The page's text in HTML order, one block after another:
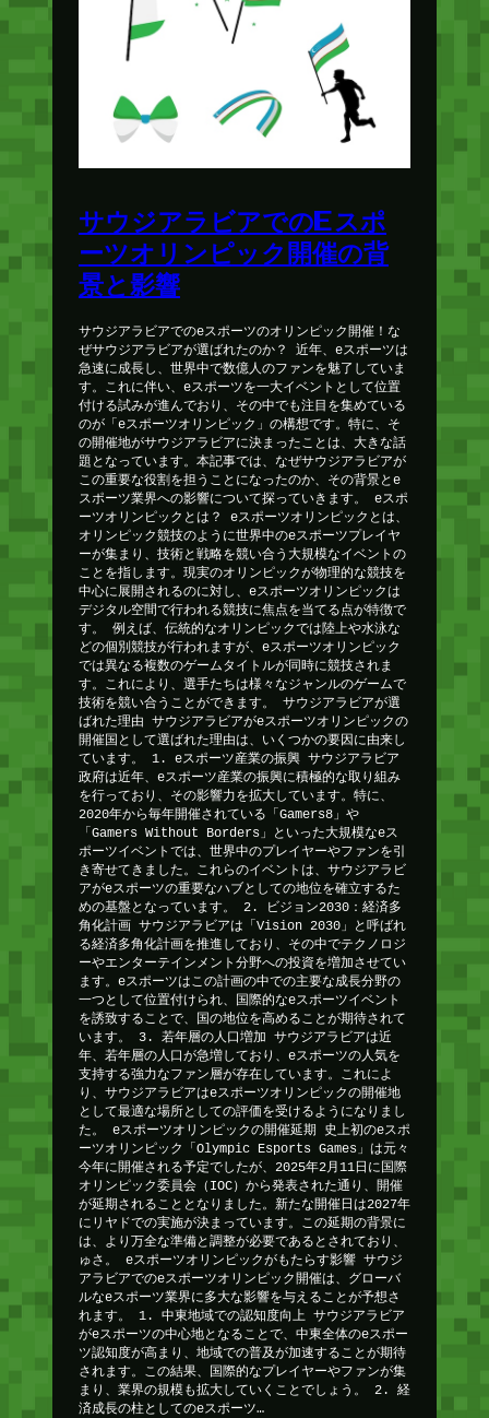
サウジアラビアでのEスポ
ーツオリンピック開催の背
景と影響
サウジアラビアでのeスポーツのオリンピック開催！な
ぜサウジアラビアが選ばれたのか？ 近年、eスポーツは
急速に成長し、世界中で数億人のファンを魅了していま
す。これに伴い、eスポーツを一大イベントとして位置
付ける試みが進んでおり、その中でも注目を集めている
のが「eスポーツオリンピック」の構想です。特に、そ
の開催地がサウジアラビアに決まったことは、大きな話
題となっています。本記事では、なぜサウジアラビアが
この重要な役割を担うことになったのか、その背景とe
スポーツ業界への影響について探っていきます。 eスポ
ーツオリンピックとは？ eスポーツオリンピックとは、
オリンピック競技のように世界中のeスポーツプレイヤ
ーが集まり、技術と戦略を競い合う大規模なイベントの
ことを指します。現実のオリンピックが物理的な競技を
中心に展開されるのに対し、eスポーツオリンピックは
デジタル空間で行われる競技に焦点を当てる点が特徴で
す。 例えば、伝統的なオリンピックでは陸上や水泳な
どの個別競技が行われますが、eスポーツオリンピック
では異なる複数のゲームタイトルが同時に競技されま
す。これにより、選手たちは様々なジャンルのゲームで
技術を競い合うことができます。 サウジアラビアが選
ばれた理由 サウジアラビアがeスポーツオリンピックの
開催国として選ばれた理由は、いくつかの要因に由来し
ています。 1. eスポーツ産業の振興 サウジアラビア
政府は近年、eスポーツ産業の振興に積極的な取り組み
を行っており、その影響力を拡大しています。特に、
2020年から毎年開催されている「Gamers8」や
「Gamers Without Borders」といった大規模なeス
ポーツイベントでは、世界中のプレイヤーやファンを引
き寄せてきました。これらのイベントは、サウジアラビ
アがeスポーツの重要なハブとしての地位を確立するた
めの基盤となっています。 2. ビジョン2030：経済多
角化計画 サウジアラビアは「Vision 2030」と呼ばれ
る経済多角化計画を推進しており、その中でテクノロジ
ーやエンターテインメント分野への投資を増加させてい
ます。eスポーツはこの計画の中での主要な成長分野の
一つとして位置付けられ、国際的なeスポーツイベント
を誘致することで、国の地位を高めることが期待されて
います。 3. 若年層の人口増加 サウジアラビアは近
年、若年層の人口が急増しており、eスポーツの人気を
支持する強力なファン層が存在しています。これによ
り、サウジアラビアはeスポーツオリンピックの開催地
として最適な場所としての評価を受けるようになりまし
た。 eスポーツオリンピックの開催延期 史上初のeスポ
ーツオリンピック「Olympic Esports Games」は元々
今年に開催される予定でしたが、2025年2月11日に国際
オリンピック委員会（IOC）から発表された通り、開催
が延期されることとなりました。新たな開催日は2027年
にリヤドでの実施が決まっています。この延期の背景に
は、より万全な準備と調整が必要であるとされており、
ゅさ。 eスポーツオリンピックがもたらす影響 サウジ
アラビアでのeスポーツオリンピック開催は、グローバ
ルなeスポーツ業界に多大な影響を与えることが予想さ
れます。 1. 中東地域での認知度向上 サウジアラビア
がeスポーツの中心地となることで、中東全体のeスポー
ツ認知度が高まり、地域での普及が加速することが期待
されます。この結果、国際的なプレイヤーやファンが集
まり、業界の規模も拡大していくことでしょう。 2. 経
済成長の柱としてのeスポーツ…